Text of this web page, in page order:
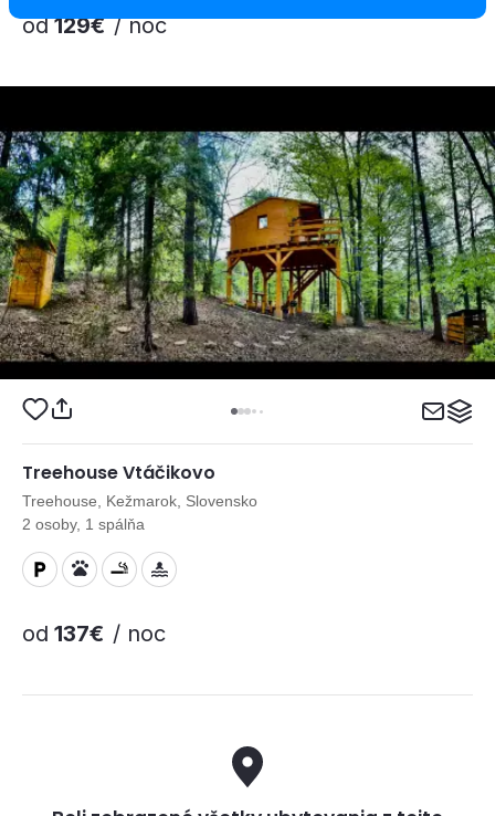
od129€ / noc
Treehouse Vtáčikovo
Treehouse, Kežmarok, Slovensko
2 osoby, 1 spálňa
od 137€ / noc